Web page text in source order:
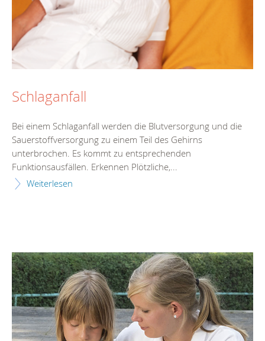
Schlaganfall
Bei einem Schlaganfall werden die Blutversorgung und die
Sauerstoffversorgung zu einem Teil des Gehirns
unterbrochen. Es kommt zu entsprechenden
Funktionsausfällen. Erkennen Plötzliche,...
Weiterlesen